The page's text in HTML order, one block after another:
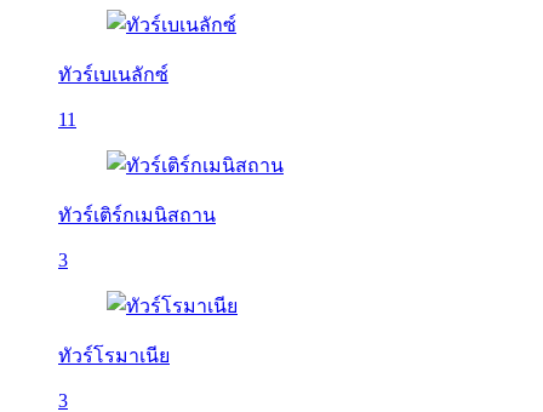
ทัวร์เบเนลักซ์
11
ทัวร์เติร์กเมนิสถาน
3
ทัวร์โรมาเนีย
3